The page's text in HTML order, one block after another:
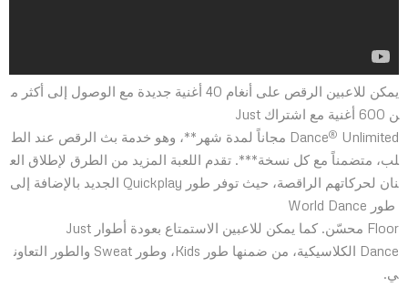
يمكن للاعبين الرقص على أنغام 40 أغنية جديدة مع الوصول إلى أكثر م
ن 600 أغنية مع اشتراك Just
Dance®
Unlimited مجاناً لمدة شهر**، وهو خدمة بث الرقص عند الط
لب، متضمناً مع كل نسخة***. تقدم اللعبة المزيد من الطرق لإطلاق الع
نان لحركاتهم الراقصة، حيث توفر طور Quickplay الجديد بالإضافة إلى
طور World Dance
Floor محسّن. كما يمكن للاعبين الاستمتاع بعودة أطوار Just
Dance الكلاسيكية، من ضمنها طور Kids، وطور Sweat والطور التعاون
ي.